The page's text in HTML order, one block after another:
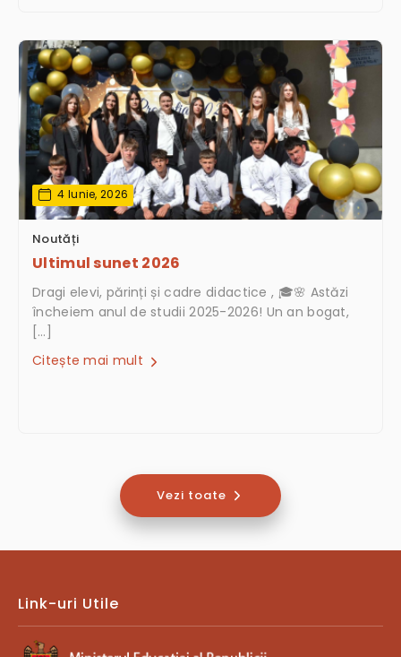
4 Iunie, 2026
Noutăți
Ultimul sunet 2026
Dragi elevi, părinți și cadre didactice , 🎓🌸 Astăzi
încheiem anul de studii 2025-2026! Un an bogat,
[…]
Citește mai mult
Vezi toate
Link-uri Utile